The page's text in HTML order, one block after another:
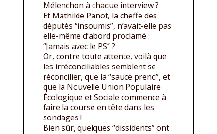
Mélenchon à chaque interview ?
Et Mathilde Panot, la cheffe des
députés “insoumis”, n’avait-elle pas
elle-même d’abord proclamé :
“Jamais avec le PS” ?
Or, contre toute attente, voilà que
les irréconciliables semblent se
réconcilier, que la “sauce prend”, et
que la Nouvelle Union Populaire
Écologique et Sociale commence à
faire la course en tête dans les
sondages !
Bien sûr, quelques “dissidents” ont